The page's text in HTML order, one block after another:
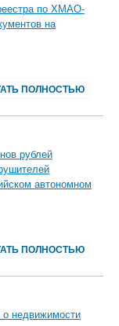
по ХМАО-
на
ПОЛНОСТЬЮ
рублей
автономном
ПОЛНОСТЬЮ
о недвижимости